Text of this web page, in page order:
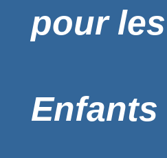
pour les
Enfants